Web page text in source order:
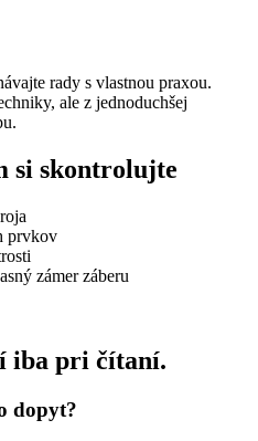
rady s vlastnou praxou.
ale z jednoduchšej
si skontrolujte
prvkov
zámer záberu
iba pri čítaní.
dopyt?